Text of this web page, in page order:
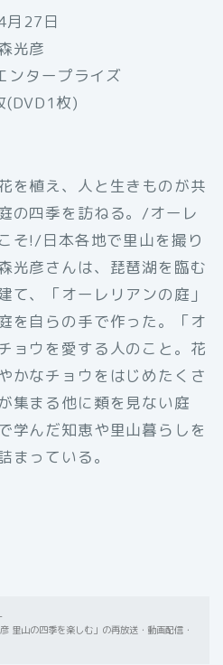
27日
光彦
タープライズ
枚)
を植え、人と生きものが共
の四季を訪ねる。/オーレ
そ!/日本各地で里山を撮り
光彦さんは、琵琶湖を臨む
て、「オーレリアンの庭」
を自らの手で作った。「オ
ョウを愛する人のこと。花
かなチョウをはじめたくさ
集まる他に類を見ない庭
学んだ知恵や里山暮らしを
まっている。
里山の四季を楽しむ」の再放送・動画配信・